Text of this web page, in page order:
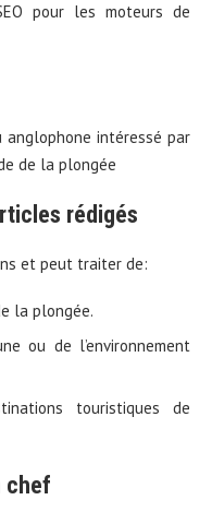
pour les moteurs de
anglophone intéressé par
de la plongée
rédigés
et peut traiter de:
la plongée.
ou de l’environnement
touristiques de
chef